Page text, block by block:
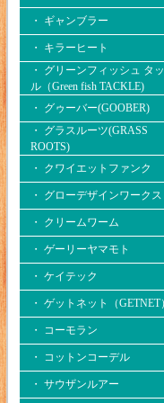
・ ギャンブラー
・ キラーヒート
・ グリーンフィッシュ タ
ル（Green fish TACKLE)
・ グゥーバー(GOOBER)
・ グラスルーツ(GRASS
ROOTS)
・ クワイエットファンク
・ グローデザインワークス
・ クリームワーム
・ ゲーリーヤマモト
・ ケイテック
・ ゲットネット（GETNET
・ コーモラン
・ コットンコーデル
・ サウザンルアー